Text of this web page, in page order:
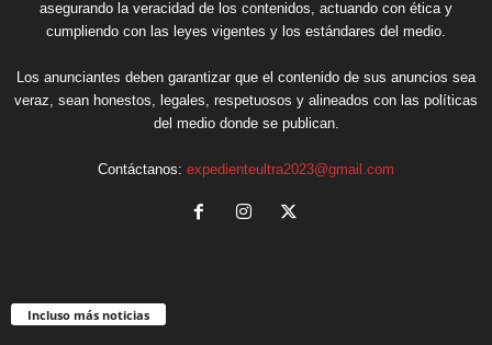
asegurando la veracidad de los contenidos, actuando con ética y
cumpliendo con las leyes vigentes y los estándares del medio.
Los anunciantes deben garantizar que el contenido de sus anuncios sea
veraz, sean honestos, legales, respetuosos y alineados con las políticas
del medio donde se publican.
Contáctanos: expedienteultra2023@gmail.com
Incluso más noticias